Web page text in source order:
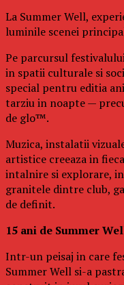
La Summer Well,
luminile scenei
Pe parcursul
in spatii culturale si
special pentru editia
tarziu in noapte —
de glo™.
Muzica, instalatii
artistice creeaza in
intalnire si explorare,
granitele dintre club,
de definit.
15 ani de Summer
Intr-un peisaj in care
Summer Well si-a